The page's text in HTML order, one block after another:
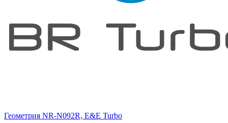
Геометрия NR-N092R, E&E Turbo